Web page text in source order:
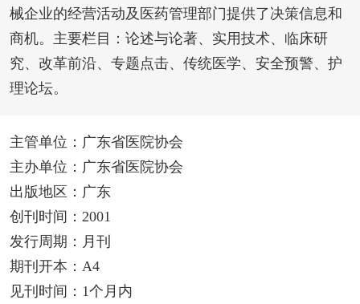
械企业的经营活动及医药管理部门提供了决策信息和
商机。主要栏目：论述与论著、实用技术、临床研
究、改革前沿、专题点击、传统医学、安全预警、护
理论坛。
主管单位：广东省医院协会
主办单位：广东省医院协会
出版地区：广东
创刊时间：2001
发行周期：月刊
期刊开本：A4
见刊时间：1个月内